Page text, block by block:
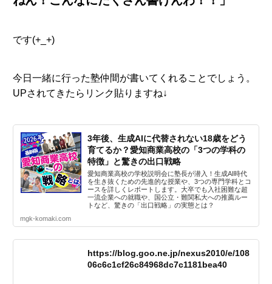
です(+_+)
今日一緒に行った塾仲間が書いてくれることでしょう。
UPされてきたらリンク貼りますね↓
3年後、生成AIに代替されない18歳をどう
育てるか？愛知商業高校の「3つの学科の
特徴」と驚きの出口戦略
愛知商業高校の学校説明会に塾長が潜入！生成AI時代
を生き抜くための先進的な授業や、3つの専門学科とコ
ースを詳しくレポートします。大卒でも入社困難な超
一流企業への就職や、国公立・難関私大への推薦ルー
トなど、驚きの「出口戦略」の実態とは？
mgk-komaki.com
https://blog.goo.ne.jp/nexus2010/e/108
06c6c1cf26c84968dc7c1181bea40